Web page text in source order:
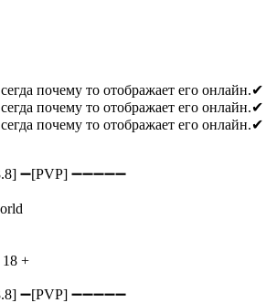
почему то отображает его
почему то отображает его
почему то отображает его
➖[PVP] ➖➖➖➖➖
+
➖[PVP] ➖➖➖➖➖